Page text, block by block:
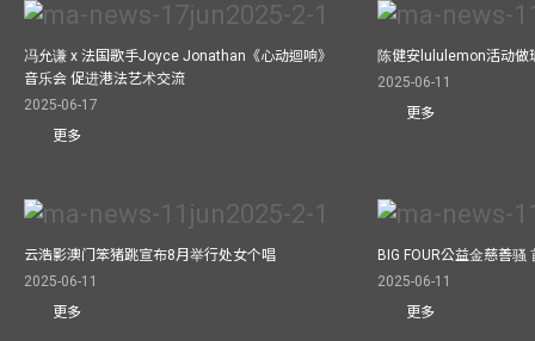
冯允谦 x 法国歌手Joyce Jonathan《心动迴响》
音乐会 促进港法艺术交流
2025-06-17
更多
陈健安lululemon活动做
2025-06-11
更多
云浩影澳门笨猪跳宣布8月举行处女个唱
2025-06-11
更多
BIG FOUR公益⾦慈善
2025-06-11
更多